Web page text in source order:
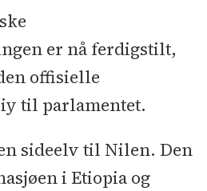
er nå ferdigstilt,
offisielle
til parlamentet.
sideelv til Nilen. Den
i Etiopia og